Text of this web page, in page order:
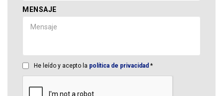
MENSAJE
He leído y acepto la política de privacidad *